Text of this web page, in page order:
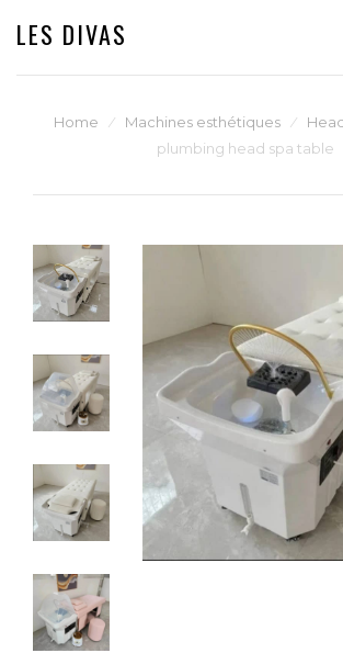
LES DIVAS
Home ⁄ Machines esthétiques ⁄
plumbing head spa table